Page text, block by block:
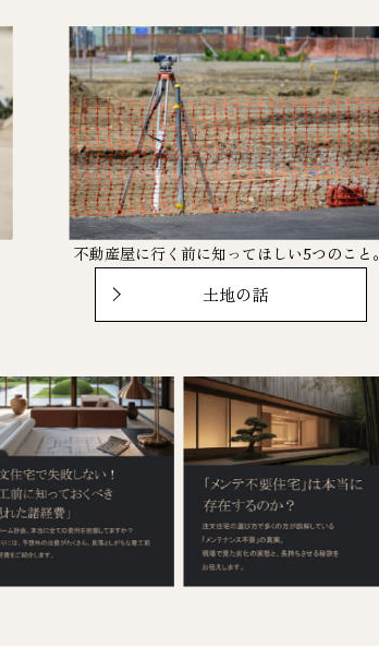
不動産屋に行く前に知ってほしい5つのこと。
土地の話